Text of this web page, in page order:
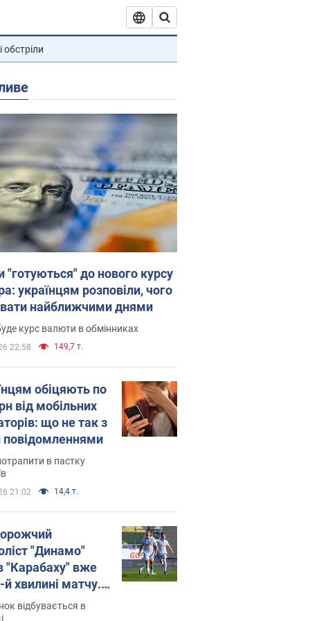
обстріли
"готуються" до нового курсу
українцям розповіли, чого
найближчими днями
курс валюти в обмінниках
22:58 149,7 т.
обіцяють по
від мобільних
що не так з
в пастку
21:02 14,4 т.
"Динамо"
"Карабаху" вже
й хвилині матчу.
відбувається в